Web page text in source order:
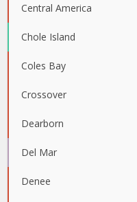
Central America
Chole Island
Coles Bay
Crossover
Dearborn
Del Mar
Denee